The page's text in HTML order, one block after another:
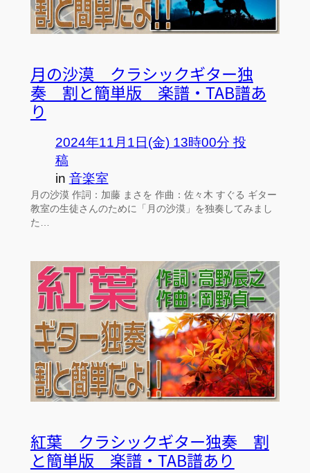
月の沙漠 クラシックギター独
奏 割と簡単版 楽譜・TAB譜あ
り
2024年11月1日(金) 13時00分 投
稿
in 音楽室
月の沙漠 作詞：加藤 まさを 作曲：佐々木 すぐる ギター
教室の生徒さんのために「月の沙漠」を独奏してみまし
た…
紅葉 クラシックギター独奏 割
と簡単版 楽譜・TAB譜あり